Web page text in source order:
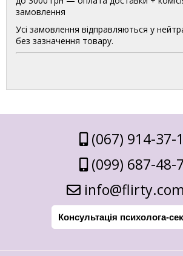
замовлення
Усі замовлення відправляються у
без зазначення товару.
(067) 914-37-
(099) 687-48-
Консультація психолога-